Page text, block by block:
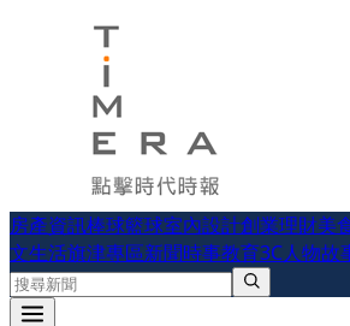
房產資訊棒球籃球室內設計創業理財美
文生活旗津專區新聞時事教育3C人物故